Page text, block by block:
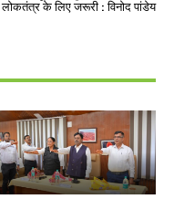
लोकतंत्र के लिए जरूरी : विनोद पांडेय